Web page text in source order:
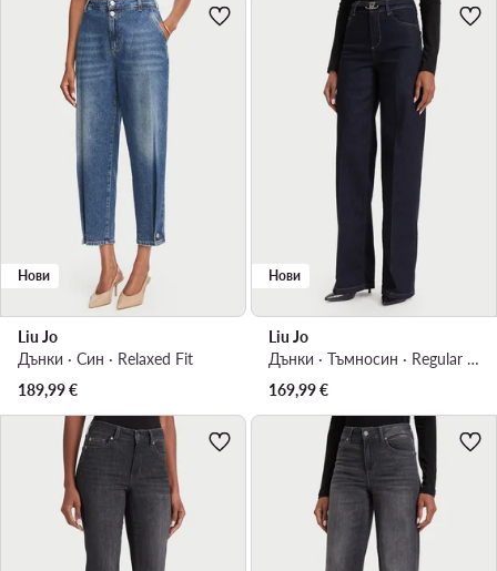
Нови
Liu Jo
Дънки · Син · Relaxed Fit
189,99€
Нови
Liu Jo
Дънки · Тъмносин · Regular Fit
169,99€